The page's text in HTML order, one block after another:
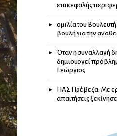
επικεφαλής
ομιλία του
βουλή για την
Όταν η συναλλαγή
δημιουργεί
Γεώργιος
ΠΑΣ Πρέβεζα: Με
απαιτήσεις